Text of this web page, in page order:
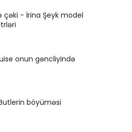
çəki - İrina Şeyk model
onun gəncliyində
böyüməsi